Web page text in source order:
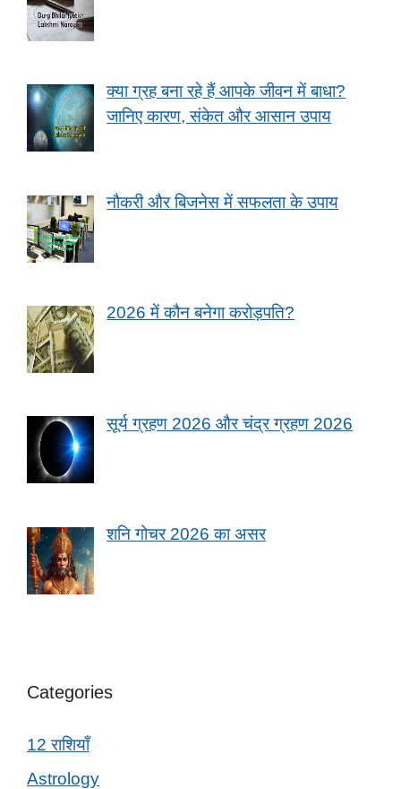
क्या ग्रह बना रहे हैं आपके जीवन में बाधा?
जानिए कारण, संकेत और आसान उपाय
नौकरी और बिजनेस में सफलता के उपाय
2026 में कौन बनेगा करोड़पति?
सूर्य ग्रहण 2026 और चंद्र ग्रहण 2026
शनि गोचर 2026 का असर
Categories
12 राशियाँ
Astrology